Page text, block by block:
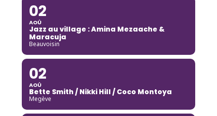
02
AOÛ
Jazz au village : Amina Mezaache &
Maracuja
Beauvoisin
02
AOÛ
Bette Smith / Nikki Hill / Coco Montoya
Megève